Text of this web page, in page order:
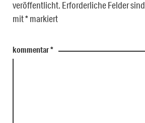
veröffentlicht. Erforderliche Felder sind
mit*markiert
kommentar*